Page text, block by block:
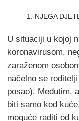
NJEGA
U situaciji u kojoj
koronavirusom,
zaraženom
načelno se
posao). Međutim,
biti samo kod
moguće raditi od